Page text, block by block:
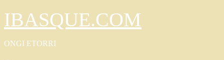
Saltar
contenido
IBASQUE.COM
ONGI ETORRI